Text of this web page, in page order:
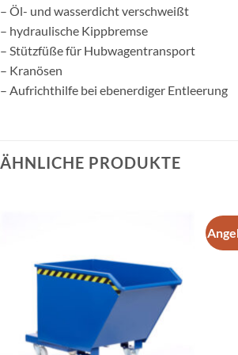
– Öl- und wasserdicht verschweißt
– hydraulische Kippbremse
– Stützfüße für Hubwagentransport
– Kranösen
– Aufrichthilfe bei ebenerdiger Entleerung
ÄHNLICHE PRODUKTE